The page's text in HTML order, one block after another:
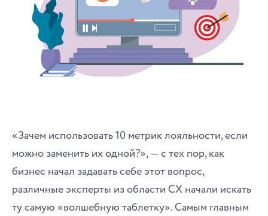
«Зачем использовать 10 метрик лояльности, если
можно заменить их одной?», ― с тех пор, как
бизнес начал задавать себе этот вопрос,
различные эксперты из области CX начали искать
ту самую «волшебную таблетку». Самым главным